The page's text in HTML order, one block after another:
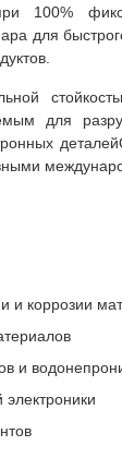
100%
для
для
и коррозии
и